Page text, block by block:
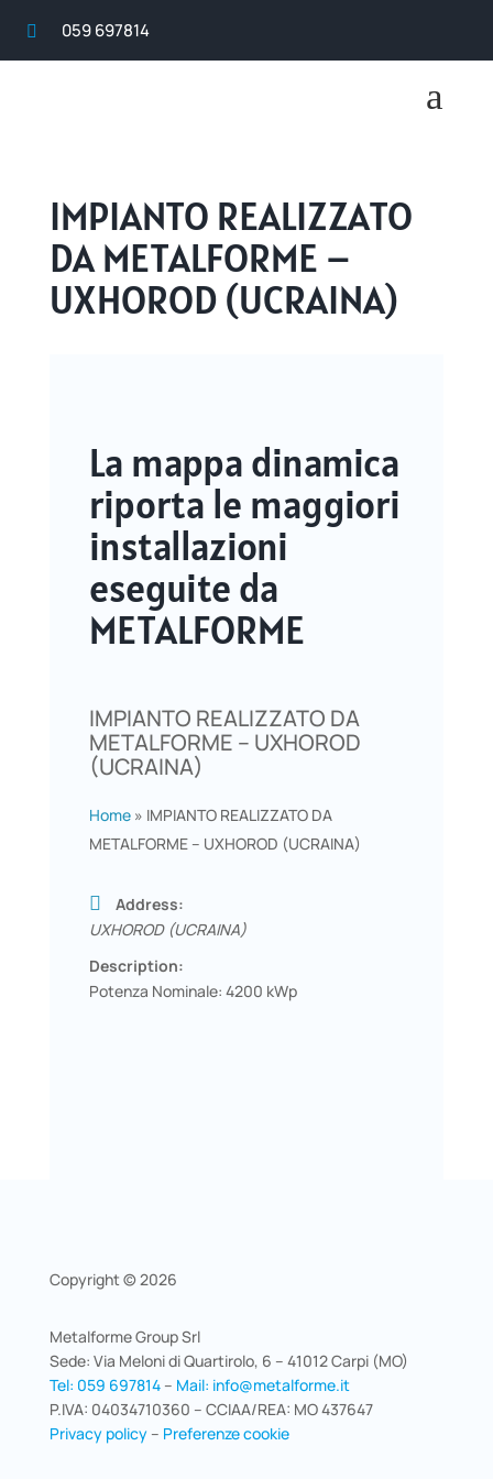
 059 697814
a
IMPIANTO REALIZZATO
DA METALFORME –
UXHOROD (UCRAINA)
La mappa dinamica
riporta le maggiori
installazioni
eseguite da
METALFORME
IMPIANTO REALIZZATO DA
METALFORME – UXHOROD
(UCRAINA)
Home» IMPIANTO REALIZZATO DA
METALFORME – UXHOROD (UCRAINA)
Address:
UXHOROD (UCRAINA)
Description:
Potenza Nominale: 4200 kWp
Copyright © 2026
Metalforme Group Srl
Sede: Via Meloni di Quartirolo, 6 – 41012 Carpi (MO)
Tel: 059 697814– Mail: info@metalforme.it
P.IVA: 04034710360 – CCIAA/REA: MO 437647
Privacy policy– Preferenze cookie